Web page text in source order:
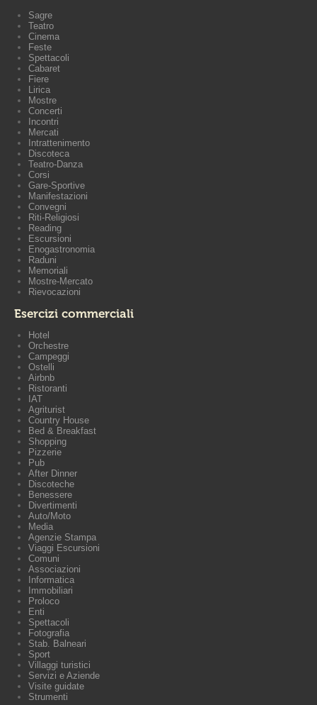
Sagre
Teatro
Cinema
Feste
Spettacoli
Cabaret
Fiere
Lirica
Mostre
Concerti
Incontri
Mercati
Intrattenimento
Discoteca
Teatro-Danza
Corsi
Gare-Sportive
Manifestazioni
Convegni
Riti-Religiosi
Reading
Escursioni
Enogastronomia
Raduni
Memoriali
Mostre-Mercato
Rievocazioni
Esercizi commerciali
Hotel
Orchestre
Campeggi
Ostelli
Airbnb
Ristoranti
IAT
Agriturist
Country House
Bed & Breakfast
Shopping
Pizzerie
Pub
After Dinner
Discoteche
Benessere
Divertimenti
Auto/Moto
Media
Agenzie Stampa
Viaggi Escursioni
Comuni
Associazioni
Informatica
Immobiliari
Proloco
Enti
Spettacoli
Fotografia
Stab. Balneari
Sport
Villaggi turistici
Servizi e Aziende
Visite guidate
Strumenti